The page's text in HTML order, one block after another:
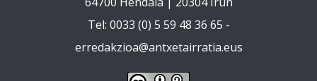
Tel: 0033 (0) 5 59 48 36 65 -
erredakzioa@antxetairratia.eus